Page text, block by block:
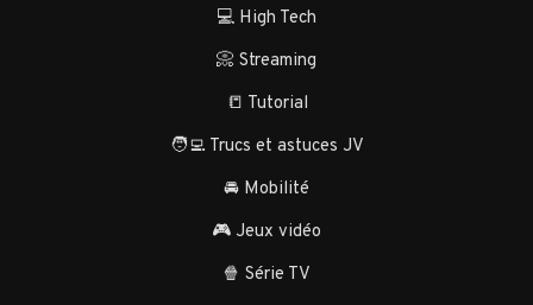
💻 High Tech
📀 Streaming
📒 Tutorial
🧑‍💻 Trucs et astuces JV
🚘 Mobilité
🎮 Jeux vidéo
🍿 Série TV